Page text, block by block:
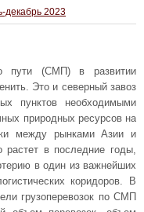
декабрь 2023
пути (СМП) в развитии
Это и северный завоз
пунктов необходимыми
природных ресурсов на
между рынками Азии и
в последние годы,
в один из важнейших
коридоров. В
грузоперевозок по СМП